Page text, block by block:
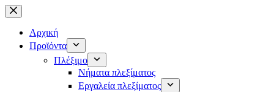
Μετάβαση
στο
περιεχόμενο
Αρχική
Προϊόντα
Πλέξιμο
Νήματα πλεξίματος
Εργαλεία πλεξίματος